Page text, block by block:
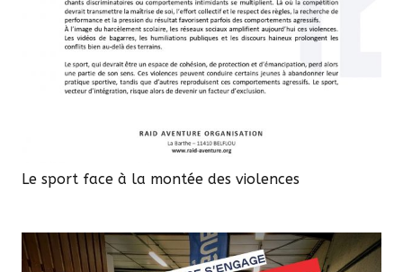
Le sport face à la montée des violences